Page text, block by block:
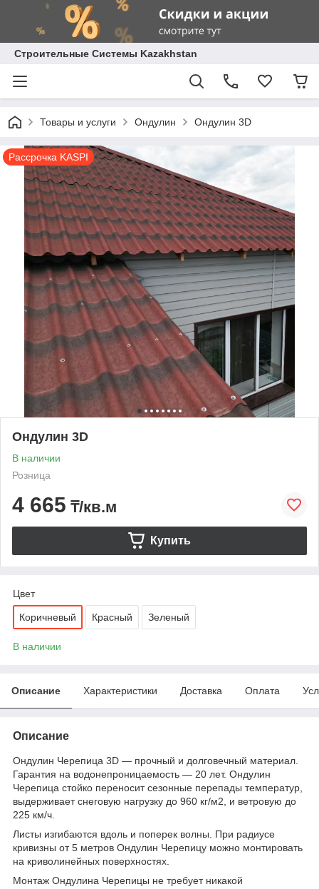
Строительные Системы Kazakhstan
Товары и услуги Ондулин Ондулин 3D
Рассрочка KASPI
Ондулин 3D
В наличии
Розница
4 665 ₸/кв.м
Купить
Цвет
Коричневый Красный Зеленый
В наличии
Описание Характеристики Доставка Оплата
Описание
Ондулин Черепица 3D — прочный и долговечный материал.
Гарантия на водонепроницаемость — 20 лет. Ондулин
Черепица стойко переносит сезонные перепады температур,
выдерживает снеговую нагрузку до 960 кг/м2, и ветровую до
225 км/ч.
Листы изгибаются вдоль и поперек волны. При радиусе
кривизны от 5 метров Ондулин Черепицу можно монтировать
на криволинейных поверхностях.
Монтаж Ондулина Черепицы не требует никакой